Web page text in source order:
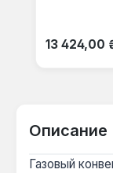
Обычная
13 424,00
Описание
Газовый